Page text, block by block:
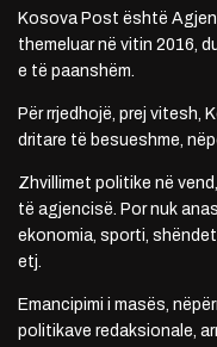
Kosova Post është
themeluar në vitin 2016,
e të paanshëm.
Për rrjedhojë, prej vitesh,
dritare të besueshme,
Zhvillimet politike në
të agjencisë. Por nuk
ekonomia, sporti,
etj.
Emancipimi i masës,
politikave redaksionale,